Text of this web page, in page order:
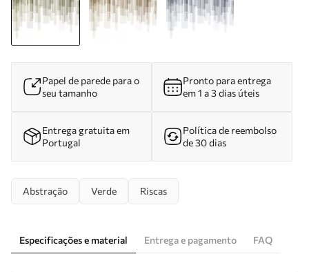
Papel de parede para o
seu tamanho
Pronto para entrega
em 1 a 3 dias úteis
Entrega gratuita em
Portugal
Política de reembolso
de 30 dias
Abstração Verde Riscas
Especificações e material Entrega e pagamento FAQ